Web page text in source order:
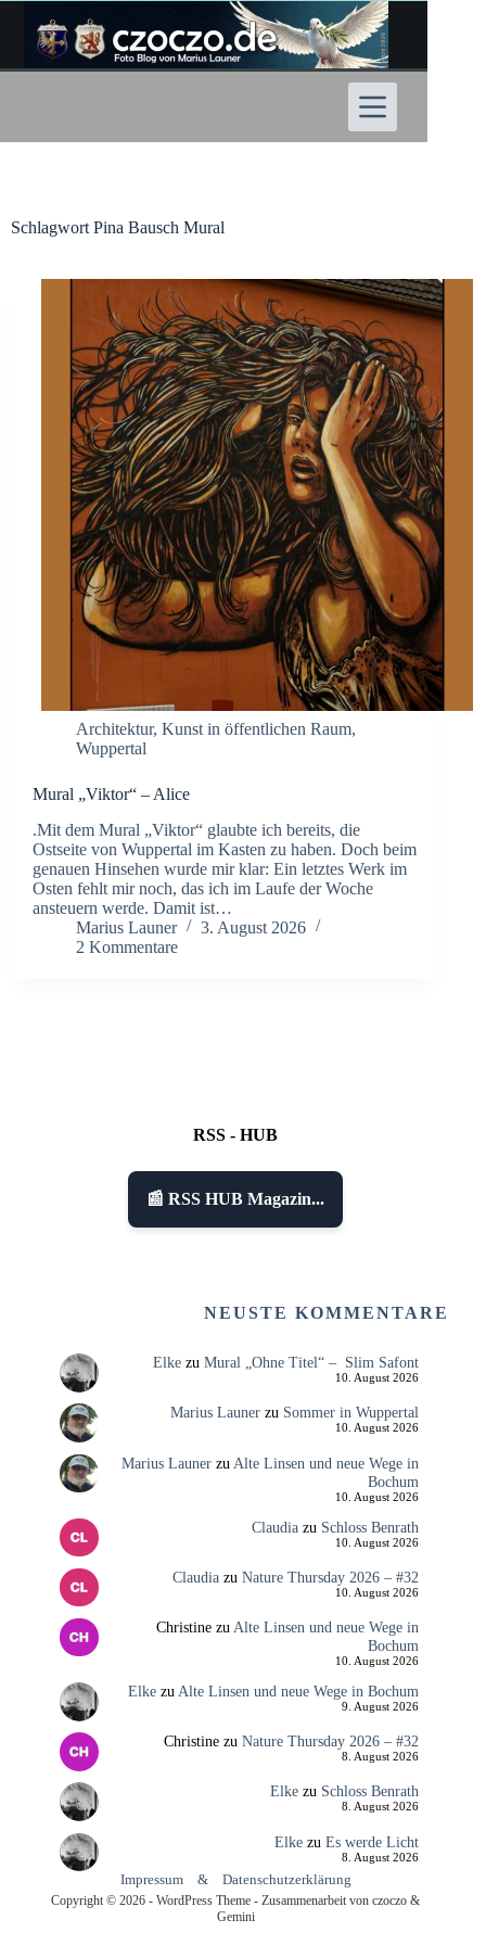
Inhalt
springen
Schlagwort Pina Bausch Mural
Architektur, Kunst in öffentlichen Raum,
Wuppertal
Mural „Viktor“ – Alice
.Mit dem Mural „Viktor“ glaubte ich bereits, die
Ostseite von Wuppertal im Kasten zu haben. Doch beim
genauen Hinsehen wurde mir klar: Ein letztes Werk im
Osten fehlt mir noch, das ich im Laufe der Woche
ansteuern werde. Damit ist…
Marius Launer
3. August 2026
2 Kommentare
RSS - HUB
📰 RSS HUB Magazin...
NEUSTE KOMMENTARE
Elkezu Mural „Ohne Titel“ – Slim Safont
10. August 2026
Marius Launerzu Sommer in Wuppertal
10. August 2026
Marius Launerzu Alte Linsen und neue Wege in
Bochum
10. August 2026
Claudiazu Schloss Benrath
10. August 2026
Claudiazu Nature Thursday 2026 – #32
10. August 2026
Christinezu Alte Linsen und neue Wege in
Bochum
10. August 2026
Elkezu Alte Linsen und neue Wege in Bochum
9. August 2026
Christinezu Nature Thursday 2026 – #32
8. August 2026
Elkezu Schloss Benrath
8. August 2026
Elkezu Es werde Licht
8. August 2026
Impressum & Datenschutzerklärung
Copyright © 2026 - WordPress Theme - Zusammenarbeit von czoczo &
Gemini